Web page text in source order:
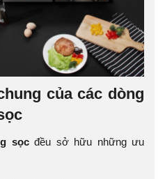
của các dòng
sọcđều sở hữu những ưu